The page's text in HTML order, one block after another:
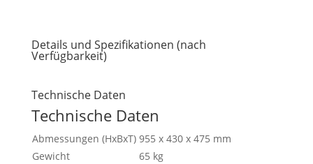
Details und Spezifikationen (nach
Verfügbarkeit)
Technische Daten
Technische Daten
Abmessungen (HxBxT) 955 x 430 x 475 mm
Gewicht
65 kg